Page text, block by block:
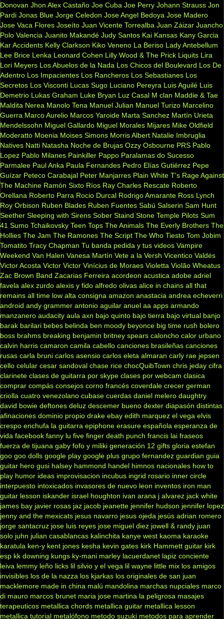
Donovan Jhon Alex Castaño Joe Cuba Joe Perry Johann Strauss Jon
Pardi Jonas Blue Jorge Celedon Jose Angel Bedoya Jose Madero
Jose Vaca Flores Joseíto Juan Vicente Torrealba Juan Záizar Juancho
Polo Valencia Juanito Makandé Judy Santos Kai Kansas Kany Garcia
Kar Accidents Kelly Clarkson Kiko Veneno La Beriso Lady Antebellum
Lee Brice Lenka Leonard Cohen Lilly Wood & The Prick Liquits Lira
Lori Meyers Los Abuelos de la Nada Los Chicos del Boulevard Los De
Adentro Los Impacientes Los Rancheros Los Sebastianes Los
Secretos Los Visconti Lucas Sugo Luciano Pereyra Luis Aguilé Luis
Demetrio Lukas Graham Luke Bryan Luz Casal M clan Maddie & Tae
Maldita Nerea Manolo Tena Manuel Julian Manuel Turizo Marcelino
Guerra Marco Aurelio Marcos Yaroide Marta Sanchez Martín Urieta
Mendelssohn Miguel Gallardo Miguel Morales Mijares Mike Oldfield
Moderatto Moenia Moises Simons Morris Albert Natalie Imbruglia
Natives Natti Natasha Noche de Brujas Ozzy Osbourne PRS Pablo
Lopez Pablo Milanes Painkiller Pappo Paralamas do Sucesso
Parmalee Paul Anka Paula Fernandes Pedro Elías Gutiérrez Pepe
Guízar Peteco Carabajal Peter Manjarres Plain White T's Rage Against
The Machine Ramón Sixto Ríos Ray Charles Rescate Roberto
Orellana Roberto Parra Rocio Durcal Rodrigo Amarante Ross Lynch
Roy Orbison Ruben Blades Ruben Fuentes Sabú Salserin Sam Hunt
Seether Sleeping with Sirens Sober Staind Stone Temple Pilots Sum
41 Sumo Tchaikovsky Teen Tops The Animals The Everly Brothers The
Hollies The Jam The Ramones The Script The Who Tiesto Tom Jobim
Tomatito Tracy Chapman Tu banda pedida y tus videos Vampire
Weekend Van Halen Vanesa Martín Vete a la Versh Vicentico Valdés
Victor Acosta Victor Victor Vinícius de Moraes Violetta Violão Wheatus
Zac Brown Band Zacarias Ferreira acordeon acustica adobe adriel
favela alex zurdo alexis y fido alfredo olivas alice in chains all that
remains all time low alta consigna amazon anastacia andrea echeverri
android andy grammer antonio aguilar anuel aa apps armando
manzanero audacity aula axn bajo quinto bajo tierra bajo virtual banjo
barak barilari bebes belinda ben moody beyonce big time rush bolero
boss brahms breaking benjamin britney spears caloncho calor urbano
calvin harris camaron camila cabello canciones brasileñas canciones
rusas carla bruni carlos asensio carlos eleta almaran carly rae jepsen
cello celular cesar sandoval chase rice chocQuibTown chris jeday cifra
clarinete clases de guitarra por skype clases por webcam clasica
comprar compás consejos corno francés coverdale crecer german
criolla cuatro venezolano cubase cuerdas daniel melero daughtry
david bowie deftones deluz descemer bueno dexter diapasón distintas
afinaciones dominio propio drake ebay edith marquez el vega elvis
crespo enchufa la guitarra epiphone erasure española esperanza de
vida facebook fanny lu five finger death punch francis lai fraseos
fuerza de tijuana gaby fofo y miliki generación 12 gifts gloria estefan
goo goo dolls google play google plus grupo fernandez guardian guia
guitar hero gusi halsey hammond handel himnos nacionales how to
play humor ideas improvisacion incubus ingrid rosario inner circle
interpuesto intoxicados invasores de nuevo leon inventos iron man
guitar lesson iskander israel houghton ivan arana j alvarez jack white
james bay javier rosas jaz jacob jeanette jennifer hudson jennifer lopez
jenny and the mexicats jesus navarro jesus ojeda jesús adrian romero
jorge santacruz jose luis reyes jose miguel diez jowell & randy juan
solo juhn julian casablancas kalinchita kanye west kaoma karaoke
karatula ken-y kent jones kesha kevin gates kirk Hammett guitar kirk
esp kk downing kungs ky-mani marley lacuerdanet lapiz conciente
leiva lemmy leño licks lil silvio y el vega lil wayne little mix los amigos
invisibles los de la nazza los kjarkas los originales de san juan
macklemore made in china malú mandolina marchas nupciales marco
di mauro marcos brunet maria jose martina la peligrosa masajes
terapeuticos metallica chords metallica guitar metallica lesson
metallica tutorial metalófono metodo suzuki metodos para aprender